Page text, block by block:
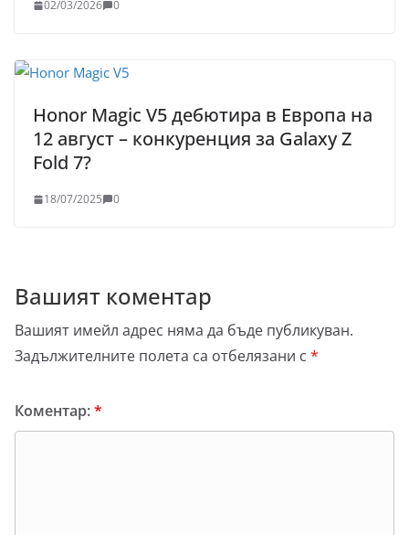
02/03/2026 0
Honor Magic V5 дебютира в Европа на
12 август – конкуренция за Galaxy Z
Fold 7?
18/07/2025 0
Вашият коментар
Вашият имейл адрес няма да бъде публикуван.
Задължителните полета са отбелязани с *
Коментар:*